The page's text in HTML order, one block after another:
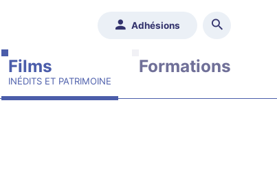
Adhésions
Films Formations